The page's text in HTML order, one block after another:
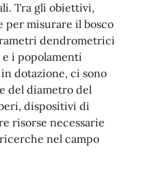
Tra gli obiettivi,
per misurare il bosco
dendrometrici
i popolamenti
dotazione, ci sono
del diametro del
dispositivi di
risorse necessarie
nel campo